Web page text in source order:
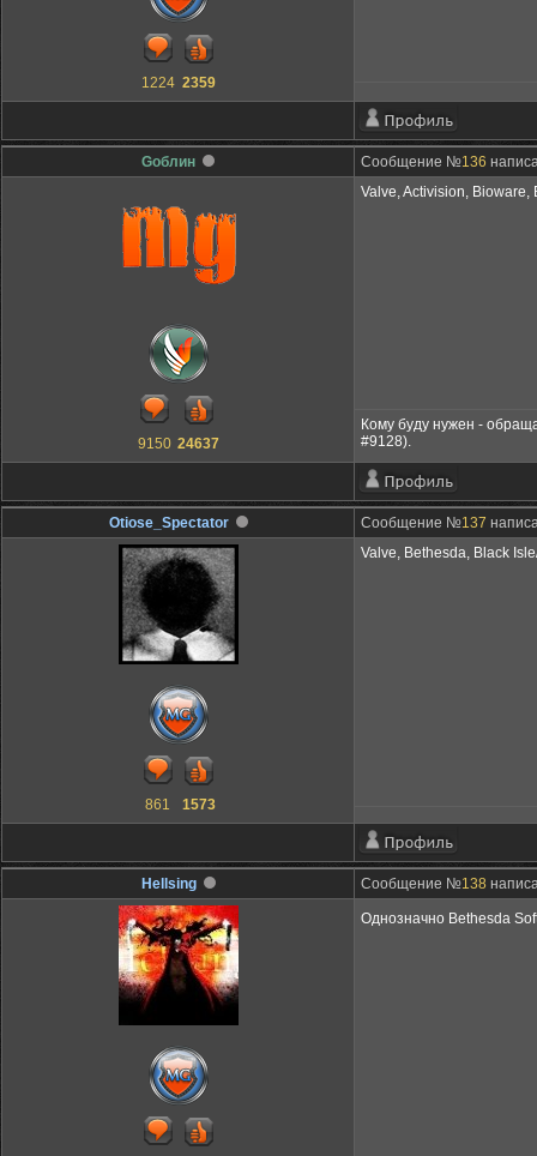
1224 2359
Gоблин Сообщение №136
9150 24637
Valve, Activision, Bioware,
Кому буду нужен -
#9128).
Otiose_Spectator Сообщение №137
861 1573
Valve, Bethesda, Black
Hellsing Сообщение №138
Однозначно Bethesda